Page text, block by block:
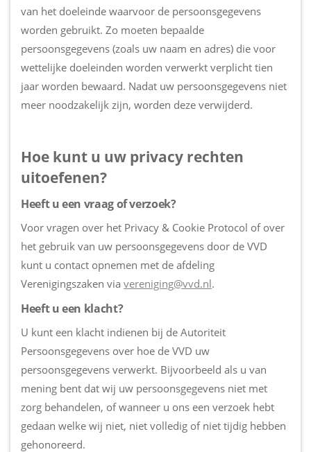
van het doeleinde waarvoor de persoonsgegevens
worden gebruikt. Zo moeten bepaalde
persoonsgegevens (zoals uw naam en adres) die voor
wettelijke doeleinden worden verwerkt verplicht tien
jaar worden bewaard. Nadat uw persoonsgegevens niet
meer noodzakelijk zijn, worden deze verwijderd.
Hoe kunt u uw privacy rechten
uitoefenen?
Heeft u een vraag of verzoek?
Voor vragen over het Privacy & Cookie Protocol of over
het gebruik van uw persoonsgegevens door de VVD
kunt u contact opnemen met de afdeling
Verenigingszaken via vereniging@vvd.nl.
Heeft u een klacht?
U kunt een klacht indienen bij de Autoriteit
Persoonsgegevens over hoe de VVD uw
persoonsgegevens verwerkt. Bijvoorbeeld als u van
mening bent dat wij uw persoonsgegevens niet met
zorg behandelen, of wanneer u ons een verzoek hebt
gedaan welke wij niet, niet volledig of niet tijdig hebben
gehonoreerd.